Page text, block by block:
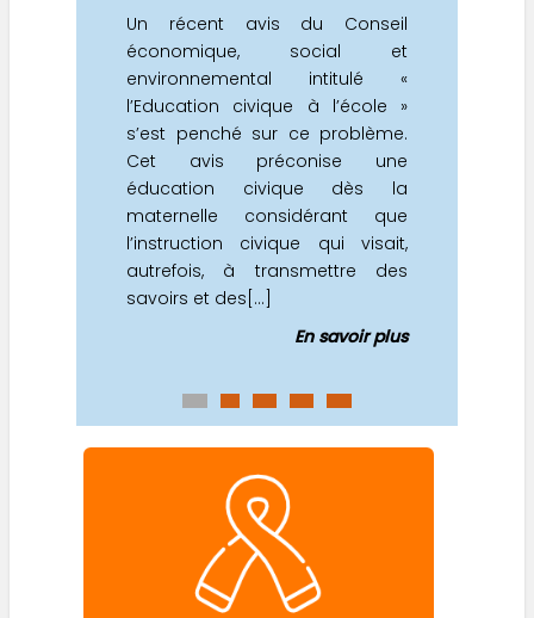
Un récent avis du Conseil
économique, social et
environnemental intitulé «
l’Education civique à l’école »
s’est penché sur ce problème.
Cet avis préconise une
éducation civique dès la
maternelle considérant que
l’instruction civique qui visait,
autrefois, à transmettre des
savoirs et des[...]
En savoir plus
0 1 2 3 4